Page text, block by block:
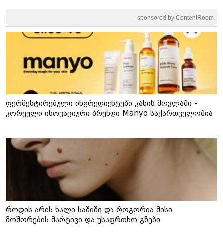
sponsored by ContentRoom
ფერმენტირებული ინგრედიენტები კანის მოვლაში -
კორეული ინოვაციური ბრენდი Manyo საქართველოშია
როდის არის ხალი საშიში და როგორია მისი
მოშორების მარტივი და უსაფრთხო გზები